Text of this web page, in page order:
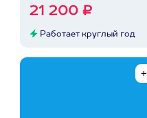
21 200 ₽
Работает круглый год